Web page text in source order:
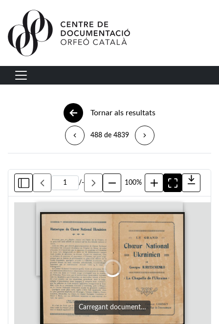
Vés al contingut
Navegació principal
Tornar als resultats
488 de 4839
/- 100%
Carregant document…